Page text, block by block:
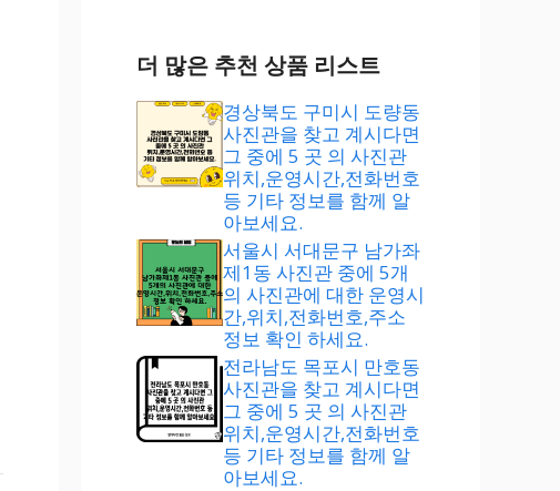
더 많은 추천 상품 리스트
경상북도 구미시 도량동
사진관을 찾고 계시다면
그 중에 5 곳 의 사진관
위치,운영시간,전화번호
등 기타 정보를 함께 알
아보세요.
서울시 서대문구 남가좌
제1동 사진관 중에 5개
의 사진관에 대한 운영시
간,위치,전화번호,주소
정보 확인 하세요.
전라남도 목포시 만호동
사진관을 찾고 계시다면
그 중에 5 곳 의 사진관
위치,운영시간,전화번호
등 기타 정보를 함께 알
아보세요.